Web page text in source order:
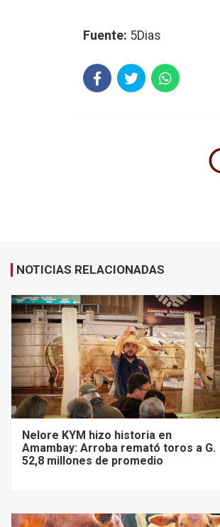
Fuente: 5Dias
NOTICIAS RELACIONADAS
Nelore KYM hizo historia en
Amambay: Arroba remató toros a G.
52,8 millones de promedio